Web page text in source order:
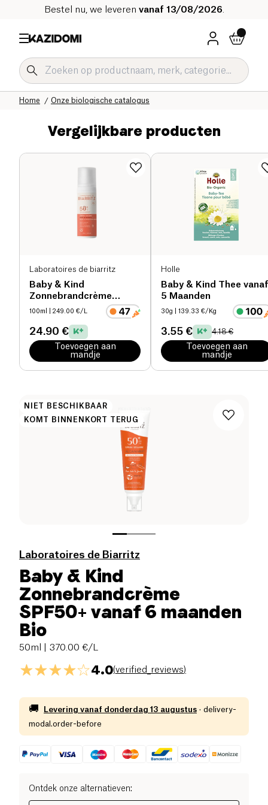
Bestel nu, we leveren vanaf 13/08/2026
Onze biologische catalogus
Home
Vergelijkbare producten
Laboratoires de biarritz
Baby & Kind
Zonnebrandcrème
SPF50+ vanaf 6
100ml | 249.00 €/L
24.90 €
Toevoegen aan
mandje
Holle
Baby & Kind Thee vanaf
5 Maanden
30g | 139.33 €/Kg
3.55 € 4.18 €
Toevoegen aan
mandje
NIET BESCHIKBAAR
KOMT BINNENKORT TERUG
Laboratoires de Biarritz
Baby & Kind
Zonnebrandcrème
SPF50+ vanaf 6 maanden
Bio
50ml | 370.00 €/L
4.0(verified_reviews)
🚚 Levering vanaf donderdag 13 augustus · delivery-
modal.order-before
Ontdek onze alternatieven: